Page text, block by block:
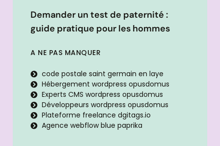
Demander un test de paternité :
guide pratique pour les hommes
A NE PAS MANQUER
code postale saint germain en laye
Hébergement wordpress opusdomus
Experts CMS wordpress opusdomus
Développeurs wordpress opusdomus
Plateforme freelance dgitags.io
Agence webflow blue paprika